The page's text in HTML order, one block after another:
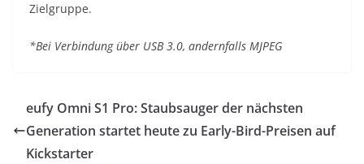
Zielgruppe.
*Bei Verbindung über USB 3.0, andernfalls MJPEG
eufy Omni S1 Pro: Staubsauger der nächsten
Generation startet heute zu Early-Bird-Preisen auf
Kickstarter